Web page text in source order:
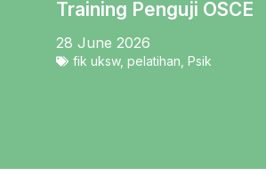
Training Penguji OSCE
28 June 2026
fik uksw, pelatihan Psik